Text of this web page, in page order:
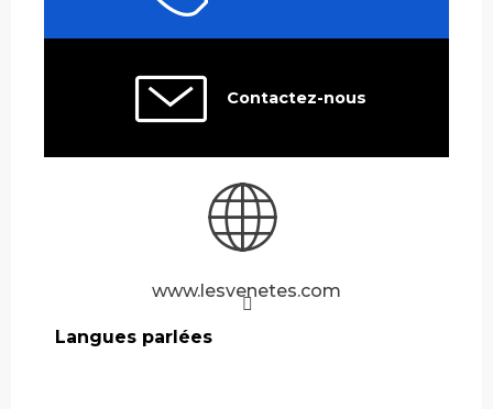
Contactez-nous
www.lesvenetes.com
Langues parlées
Langues parlées